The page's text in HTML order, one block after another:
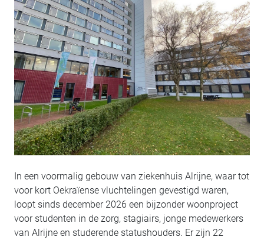
In een voormalig gebouw van ziekenhuis Alrijne, waar tot
voor kort Oekraïense vluchtelingen gevestigd waren,
loopt sinds december 2026 een bijzonder woonproject
voor studenten in de zorg, stagiairs, jonge medewerkers
van Alrijne en studerende statushouders. Er zijn 22